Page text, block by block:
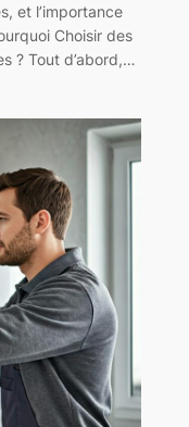
et l’importance
Choisir des
? Tout d’abord,…